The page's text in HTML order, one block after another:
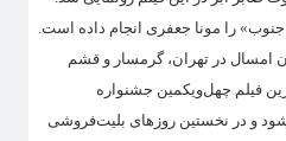
را مونا جعفری انجام داده است.
امسال در تهران، گرمسار و قشم
فیلم چهل‌ویکمین جشنواره
و در نخستین روزهای بلیت‌فروشی